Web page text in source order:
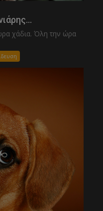
χάδια. Όλη την ώρα